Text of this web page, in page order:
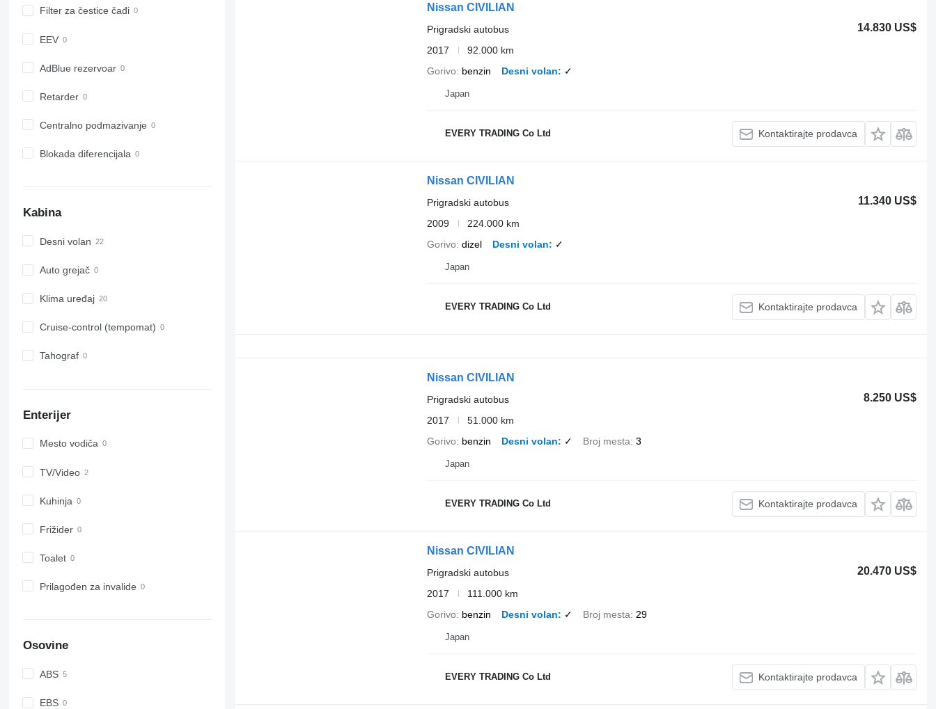
Filter za čestice čađi
EEV
AdBlue rezervoar
Retarder
Centralno podmazivanje
Blokada diferencijala
Kabina
Desni volan
Auto grejač
Klima uređaj
Cruise-control (tempomat)
Tahograf
Enterijer
Mesto vodiča
TV/Video
Kuhinja
Frižider
Toalet
Prilagođen za invalide
Osovine
ABS
EBS
Nissan CIVILIAN
14.830 US$
Prigradski autobus
2017
92.000 km
Gorivo
benzin Desni volan ✓
Japan
EVERY TRADING Co Ltd Kontaktirajte prodavca
Nissan CIVILIAN
11.340 US$
Prigradski autobus
2009
224.000 km
Gorivo dizel Desni volan ✓
Japan
EVERY TRADING Co Ltd Kontaktirajte prodavca
Nissan CIVILIAN
8.250 US$
Prigradski autobus
2017
51.000 km
Gorivo
benzin Desni volan ✓ Broj mesta 3
Japan
EVERY TRADING Co Ltd Kontaktirajte prodavca
Nissan CIVILIAN
20.470 US$
Prigradski autobus
2017
111.000 km
Gorivo
benzin Desni volan ✓ Broj mesta 29
Japan
EVERY TRADING Co Ltd Kontaktirajte prodavca